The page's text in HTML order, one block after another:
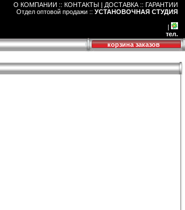
О КОМПАНИИ :: КОНТАКТЫ | ДОСТАВКА :: ГАРАНТИИ
Отдел оптовой продажи :: УСТАНОВОЧНАЯ СТУДИЯ
|
тел.
корзина заказов